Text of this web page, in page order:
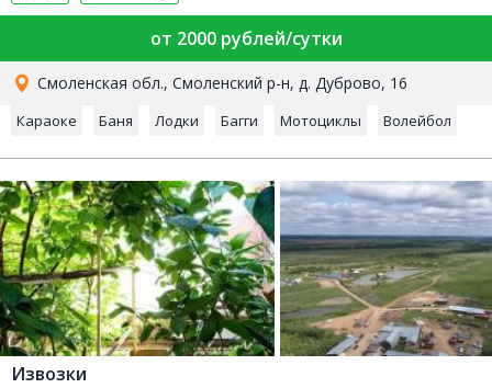
от 2000 рублей/сутки
Смоленская обл., Смоленский р-н, д. Дуброво, 16
Караоке Баня Лодки Багги Мотоциклы Волейбол
Извозки